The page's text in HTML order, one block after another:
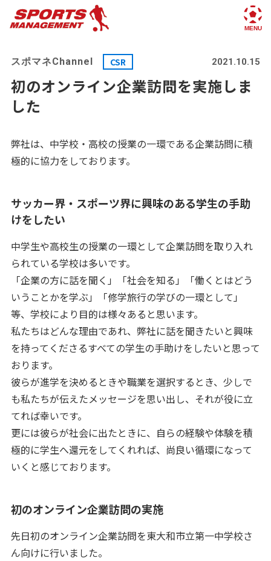
スポマネChannel CSR 2021.10.15
初のオンライン企業訪問を実施しま
した
弊社は、中学校・高校の授業の一環である企業訪問に積
極的に協力をしております。
サッカー界・スポーツ界に興味のある学生の手助
けをしたい
中学生や高校生の授業の一環として企業訪問を取り入れ
られている学校は多いです。
「企業の方に話を聞く」「社会を知る」「働くとはどう
いうことかを学ぶ」「修学旅行の学びの一環として」
等、学校により目的は様々あると思います。
私たちはどんな理由であれ、弊社に話を聞きたいと興味
を持ってくださるすべての学生の手助けをしたいと思って
おります。
彼らが進学を決めるときや職業を選択するとき、少しで
も私たちが伝えたメッセージを思い出し、それが役に立
てれば幸いです。
更には彼らが社会に出たときに、自らの経験や体験を積
極的に学生へ還元をしてくれれば、尚良い循環になって
いくと感じております。
初のオンライン企業訪問の実施
先日初のオンライン企業訪問を東大和市立第一中学校さ
ん向けに行いました。